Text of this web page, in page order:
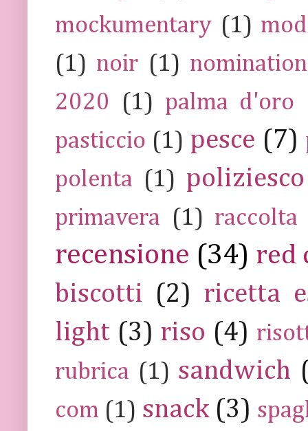
mockumentary (1)
(1) noir (1)
2020
(1) palma d'oro
pasticcio (1) pesce (7)
polenta (1) poliziesco
primavera (1) raccolta
recensione (34) red
biscotti (2) ricetta
light (3) riso (4)
rubrica (1) sandwich
com (1) snack (3)